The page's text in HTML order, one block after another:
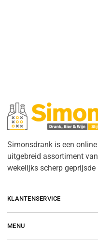
Simonsdrank is een
uitgebreid assortiment
wekelijks scherp
KLANTENSERVICE
MENU